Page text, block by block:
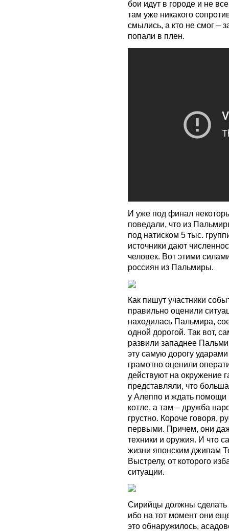
бои идут в городе и не
там уже никакого
смылись, а кто не смог –
попали в плен.
И уже под финал
поведали, что из
под натиском 5 тыс.
источники дают
человек. Вот этими
россиян из Пальмиры.
Как пишут участники
правильно оценили
находилась Пальмира,
одной дорогой. Так вот,
развили западнее
эту самую дорогу
грамотно оценили
действуют на окружение
представляли, что
у Алеппо и ждать помощи
котле, а там – дружба
грустно. Короче говоря,
первыми. Причем, они
техники и оружия. И что
жизни японским джипам
Выстрелу, от которого
ситуации.
Сирийцы должны сделать
ибо на тот момент они
это обнаружилось,